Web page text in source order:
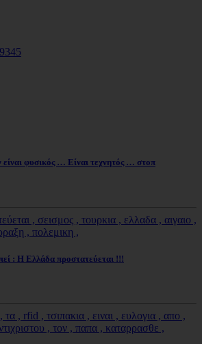
είναι φυσικός … Είναι τεχνητός … στοπ
: Η Ελλάδα προστατεύεται !!!